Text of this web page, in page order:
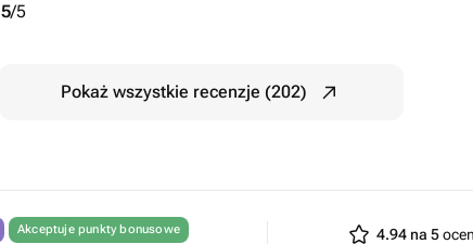
5/5
Pokaż wszystkie recenzje (202)
Akceptuje punkty bonusowe 4.94 na 5